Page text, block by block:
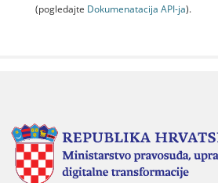
(pogledajte Dokumenаtаcijа API-jа).